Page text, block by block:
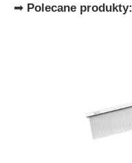
➡ Polecane produkty: